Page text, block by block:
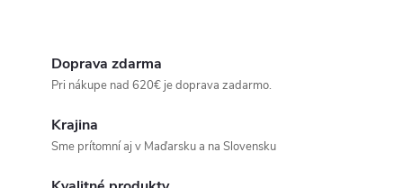
Doprava zdarma
Pri nákupe nad 620€ je doprava zadarmo.
Krajina
Sme prítomní aj v Maďarsku a na Slovensku